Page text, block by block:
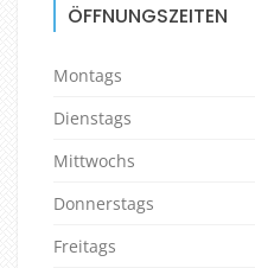
ÖFFNUNGSZEITEN
Montags
Dienstags
Mittwochs
Donnerstags
Freitags